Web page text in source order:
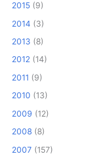
2015 (9)
2014 (3)
2013 (8)
2012 (14)
2011 (9)
2010 (13)
2009 (12)
2008 (8)
2007 (157)